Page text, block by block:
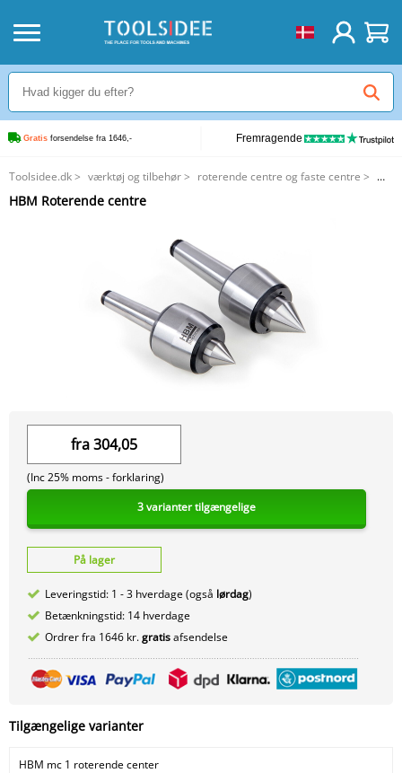
Gratis forsendelse fra 1646,- Fremragende
Toolsidee.dk> værktøj og tilbehør> roterende centre og faste centre >
HBM Roterende centre
HBM Roterende centre
fra304,05
(Inc 25% moms -forklaring)
3 varianter tilgængelige
På lager
Leveringstid: 1 - 3 hverdage (også lørdag)
Betænkningstid: 14 hverdage
Ordrer fra 1646 kr.gratisafsendelse
Tilgængelige varianter
HBM mc 1 roterende center